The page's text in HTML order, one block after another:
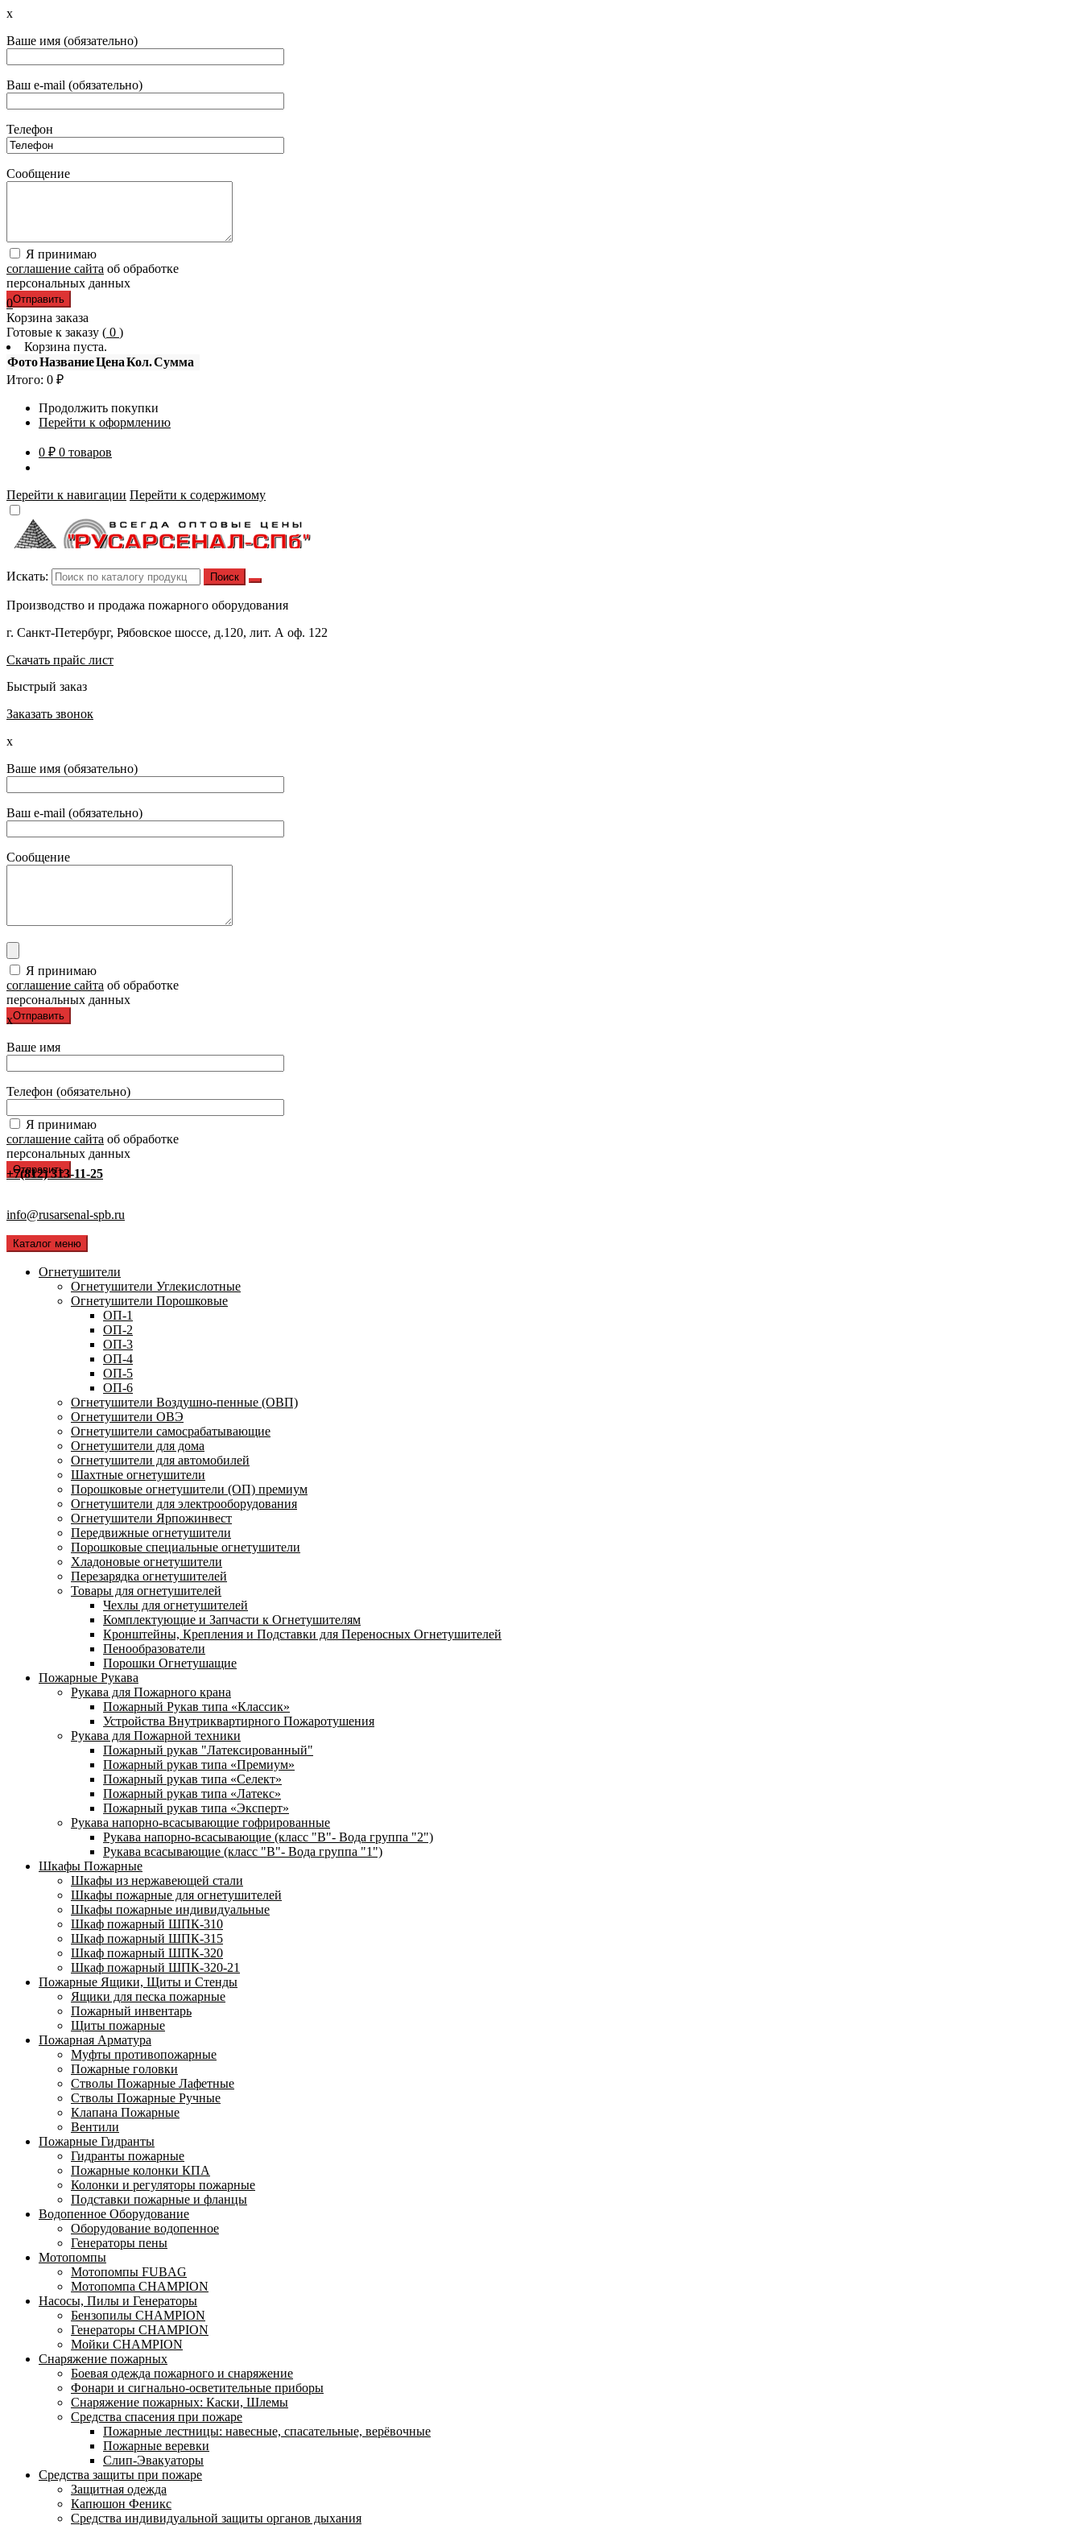
x
Ваше имя (обязательно)
Ваш e-mail (обязательно)
Телефон
Сообщение
Я принимаю
соглашение сайта об обработке
персональных данных
0
Корзина заказа
Готовые к заказу ( 0 )
Корзина пуста.
ФотоНазваниеЦенаКол.Сумма
Итого: 0 ₽
Продолжить покупки
Перейти к оформлению
0 ₽ 0 товаров
Перейти к навигации Перейти к содержимому
Искать:
Производство и продажа пожарного оборудования
г. Санкт-Петербург, Рябовское шоссе, д.120, лит. А оф. 122
Скачать прайс лист
Быстрый заказ
Заказать звонок
x
Ваше имя (обязательно)
Ваш e-mail (обязательно)
Сообщение
Я принимаю
соглашение сайта об обработке
персональных данных
x
Ваше имя
Телефон (обязательно)
Я принимаю
соглашение сайта об обработке
персональных данных
+7(812) 313-11-25
info@rusarsenal-spb.ru
Каталог меню
Огнетушители
Огнетушители Углекислотные
Огнетушители Порошковые
ОП-1
ОП-2
ОП-3
ОП-4
ОП-5
ОП-6
Огнетушители Воздушно-пенные (ОВП)
Огнетушители ОВЭ
Огнетушители самосрабатывающие
Огнетушители для дома
Огнетушители для автомобилей
Шахтные огнетушители
Порошковые огнетушители (ОП) премиум
Огнетушители для электрооборудования
Огнетушители Ярпожинвест
Передвижные огнетушители
Порошковые специальные огнетушители
Хладоновые огнетушители
Перезарядка огнетушителей
Товары для огнетушителей
Чехлы для огнетушителей
Комплектующие и Запчасти к Огнетушителям
Кронштейны, Крепления и Подставки для Переносных Огнетушителей
Пенообразователи
Порошки Огнетушащие
Пожарные Рукава
Рукава для Пожарного крана
Пожарный Рукав типа «Классик»
Устройства Внутриквартирного Пожаротушения
Рукава для Пожарной техники
Пожарный рукав "Латексированный"
Пожарный рукав типа «Премиум»
Пожарный рукав типа «Селект»
Пожарный рукав типа «Латекс»
Пожарный рукав типа «Эксперт»
Рукава напорно-всасывающие гофрированные
Рукава напорно-всасывающие (класс "В"- Вода группа "2")
Рукава всасывающие (класс "В"- Вода группа "1")
Шкафы Пожарные
Шкафы из нержавеющей стали
Шкафы пожарные для огнетушителей
Шкафы пожарные индивидуальные
Шкаф пожарный ШПК-310
Шкаф пожарный ШПК-315
Шкаф пожарный ШПК-320
Шкаф пожарный ШПК-320-21
Пожарные Ящики, Щиты и Стенды
Ящики для песка пожарные
Пожарный инвентарь
Щиты пожарные
Пожарная Арматура
Муфты противопожарные
Пожарные головки
Стволы Пожарные Лафетные
Стволы Пожарные Ручные
Клапана Пожарные
Вентили
Пожарные Гидранты
Гидранты пожарные
Пожарные колонки КПА
Колонки и регуляторы пожарные
Подставки пожарные и фланцы
Водопенное Оборудование
Оборудование водопенное
Генераторы пены
Мотопомпы
Мотопомпы FUBAG
Мотопомпа CHAMPION
Насосы, Пилы и Генераторы
Бензопилы CHAMPION
Генераторы CHAMPION
Мойки CHAMPION
Снаряжение пожарных
Боевая одежда пожарного и снаряжение
Фонари и сигнально-осветительные приборы
Снаряжение пожарных: Каски, Шлемы
Средства спасения при пожаре
Пожарные лестницы: навесные, спасательные, верёвочные
Пожарные веревки
Слип-Эвакуаторы
Средства защиты при пожаре
Защитная одежда
Капюшон Феникс
Средства индивидуальной защиты органов дыхания